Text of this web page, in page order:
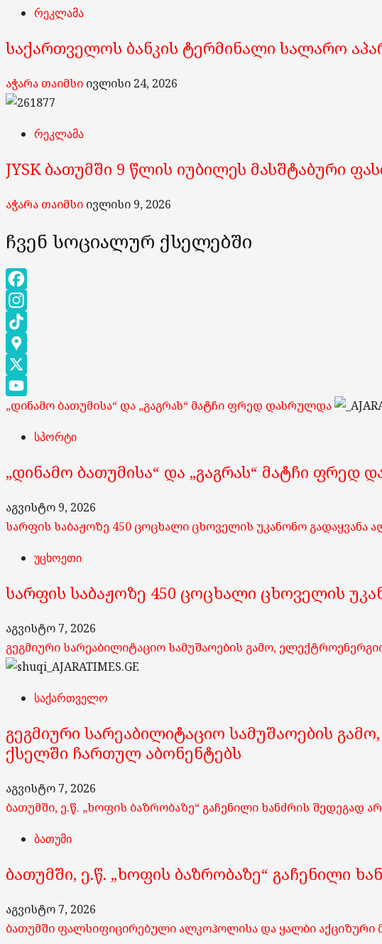
რეკლამა
საქართველოს ბანკის ტერმინალი სალარო
აჭარა თაიმსი ივლისი 24, 2026
რეკლამა
JYSK ბათუმში 9 წლის იუბილეს მასშტაბური
აჭარა თაიმსი ივლისი 9, 2026
ჩვენ სოციალურ ქსელებში
Facebook
Instagram
TikTok
Google
Maps
X
YouTube
Channel
„დინამო ბათუმისა“ და „გაგრას“ მატჩი ფრედ დასრულდა
სპორტი
„დინამო ბათუმისა“ და „გაგრას“ მატჩი ფრედ
აგვისტო 9, 2026
სარფის საბაჟოზე 450 ცოცხალი ცხოველის უკანონო გადაყვანა
უცხოეთი
სარფის საბაჟოზე 450 ცოცხალი ცხოველის
აგვისტო 7, 2026
გეგმიური სარეაბილიტაციო სამუშაოების გამო,
საქართველო
გეგმიური სარეაბილიტაციო სამუშაოების
ქსელში ჩართულ აბონენტებს
აგვისტო 7, 2026
ბათუმში, ე.წ. „ხოფის ბაზრობაზე“ გაჩენილი ხანძრის შედეგად
ბათუმი
ბათუმში, ე.წ. „ხოფის ბაზრობაზე“ გაჩენილი
აგვისტო 7, 2026
ბათუმში ფალსიფიცირებული ალკოჰოლისა და ყალბი აქციზური